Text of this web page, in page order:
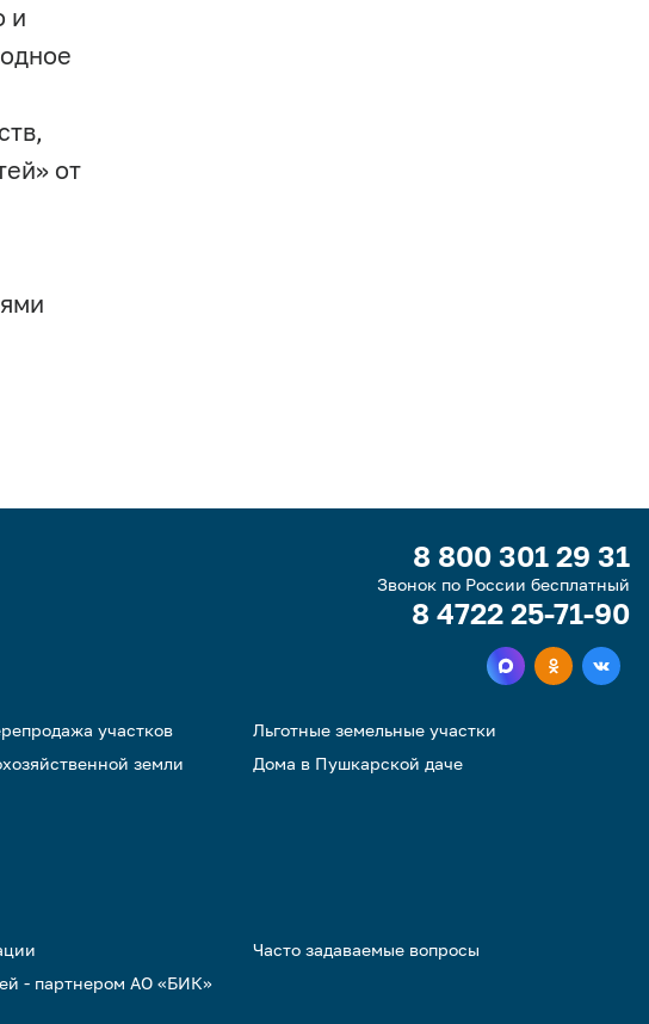
и
от
8 800 301 29 31
Звонок по России бесплатный
8 4722 25-71-90
участков
Льготные земельные участки
земли Дома в Пушкарской даче
Часто задаваемые вопросы
- партнером АО «БИК»